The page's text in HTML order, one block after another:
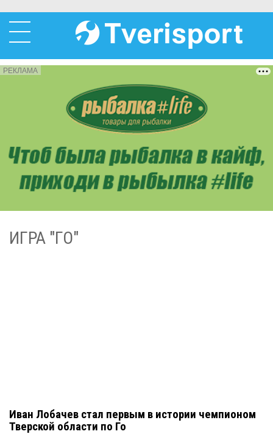
РЕКЛАМА
ИГРА "ГО"
Иван Лобачев стал первым в истории чемпионом
Тверской области по Го